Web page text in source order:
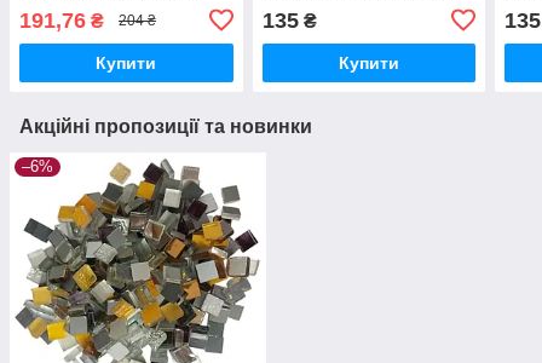
фіолетовий прозорий
191,76 ₴ 204 ₴
Купити
135₴
Купити
135
Акційні пропозиції та новинки
–6%